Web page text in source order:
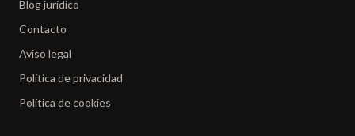
Blog jurídico
Contacto
Aviso legal
Política de privacidad
Política de cookies